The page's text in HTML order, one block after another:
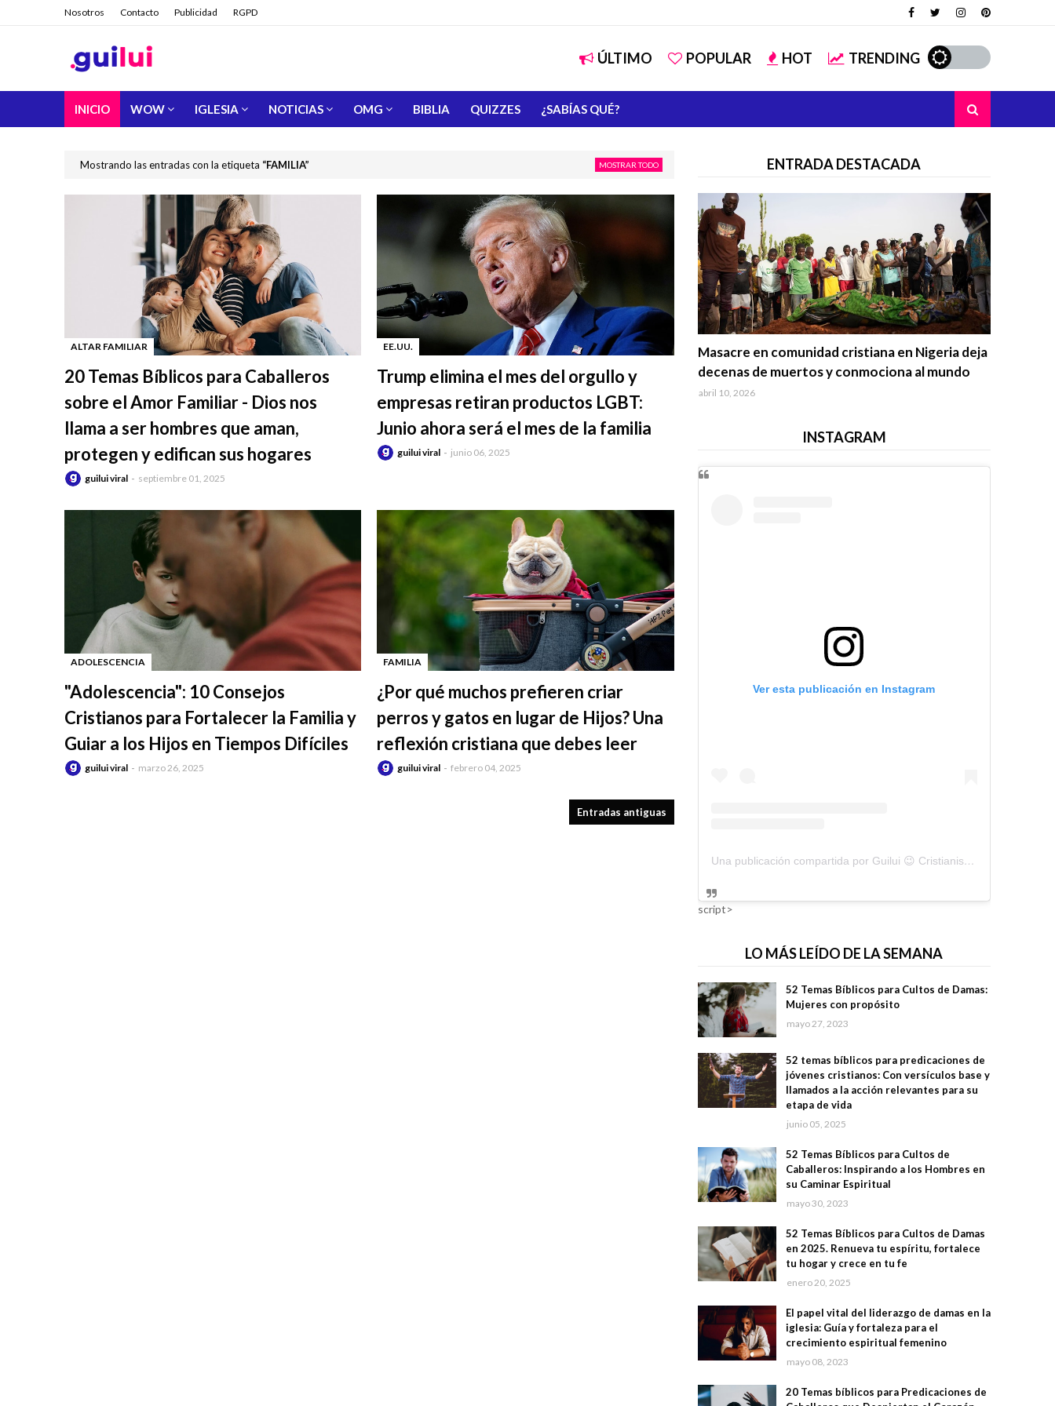
Nosotros Contacto Publicidad RGPD
ÚLTIMO POPULAR HOT TRENDING
INICIO WOW IGLESIA NOTICIAS OMG BIBLIA QUIZZES ¿SABÍAS QUÉ?
Mostrando las entradas con la etiqueta FAMILIA MOSTRAR TODO
ALTAR FAMILIAR
20 Temas Bíblicos para Caballeros
sobre el Amor Familiar - Dios nos
llama a ser hombres que aman,
protegen y edifican sus hogares
guilui viral septiembre 01, 2025
EE.UU.
Trump elimina el mes del orgullo y
empresas retiran productos LGBT:
Junio ahora será el mes de la familia
guilui viral junio 06, 2025
ADOLESCENCIA
"Adolescencia": 10 Consejos
Cristianos para Fortalecer la Familia y
Guiar a los Hijos en Tiempos Difíciles
guilui viral marzo 26, 2025
FAMILIA
¿Por qué muchos prefieren criar
perros y gatos en lugar de Hijos? Una
reflexión cristiana que debes leer
guilui viral febrero 04, 2025
Entradas antiguas
ENTRADA DESTACADA
Masacre en comunidad cristiana en Nigeria deja
decenas de muertos y conmociona al mundo
abril 10, 2026
INSTAGRAM
Ver esta publicación en Instagram
Una publicación compartida por Guilui 😉 Cristianismo Viral (@guiluiviral)
script>
LO MÁS LEÍDO DE LA SEMANA
52 Temas Bíblicos para Cultos de Damas:
Mujeres con propósito
mayo 27, 2023
52 temas bíblicos para predicaciones de
jóvenes cristianos: Con versículos base y
llamados a la acción relevantes para su
etapa de vida
junio 05, 2025
52 Temas Bíblicos para Cultos de
Caballeros: Inspirando a los Hombres en
su Caminar Espiritual
mayo 30, 2023
52 Temas Bíblicos para Cultos de Damas
en 2025. Renueva tu espíritu, fortalece
tu hogar y crece en tu fe
enero 20, 2025
El papel vital del liderazgo de damas en la
iglesia: Guía y fortaleza para el
crecimiento espiritual femenino
mayo 08, 2023
20 Temas bíblicos para Predicaciones de